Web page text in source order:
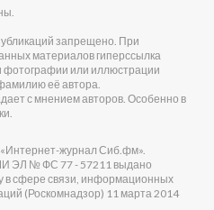
запрещено. При
материалов гиперссылка
фотографии или иллюстрации
её автора.
с мнением авторов. Особенно в
журнал Сиб.фм».
ЭЛ № ФС 77 - 57211 выдано
в сфере связи, информационных
(Роскомнадзор) 11 марта 2014